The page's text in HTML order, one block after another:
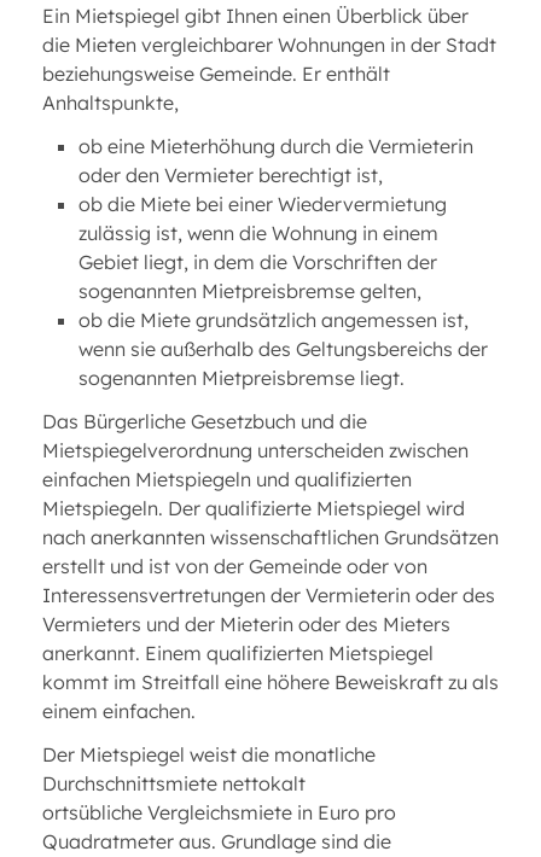
Ein Mietspiegel gibt Ihnen einen Überblick über
die Mieten vergleichbarer Wohnungen in der Stadt
beziehungsweise Gemeinde. Er enthält
Anhaltspunkte,
ob eine Mieterhöhung durch die Vermieterin
oder den Vermieter berechtigt ist,
ob die Miete bei einer Wiedervermietung
zulässig ist, wenn die Wohnung in einem
Gebiet liegt, in dem die Vorschriften der
sogenannten Mietpreisbremse gelten,
ob die Miete grundsätzlich angemessen ist,
wenn sie außerhalb des Geltungsbereichs der
sogenannten Mietpreisbremse liegt.
Das Bürgerliche Gesetzbuch und die
Mietspiegelverordnung unterscheiden zwischen
einfachen Mietspiegeln und qualifizierten
Mietspiegeln. Der qualifizierte Mietspiegel wird
nach anerkannten wissenschaftlichen Grundsätzen
erstellt und ist von der Gemeinde oder von
Interessensvertretungen der Vermieterin oder des
Vermieters und der Mieterin oder des Mieters
anerkannt. Einem qualifizierten Mietspiegel
kommt im Streitfall eine höhere Beweiskraft zu als
einem einfachen.
Der Mietspiegel weist die monatliche
Durchschnittsmiete nettokalt
ortsübliche Vergleichsmiete in Euro pro
Quadratmeter aus. Grundlage sind die